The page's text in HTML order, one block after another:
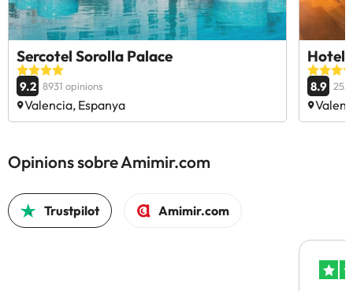
Sercotel Sorolla Palace
9.2 8931 opinions
Valencia, Espanya
Hotel
8.9
Opinions sobre Amimir.com
Trustpilot Amimir.com